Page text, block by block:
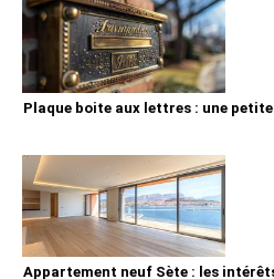
Plaque boite aux lettres : une
Appartement neuf Sète : les